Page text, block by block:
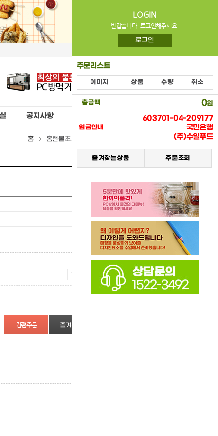
공지사항
홈 홈런볼초코(해태제과) > (07) 스낵류
LOGIN
반갑습니다. 로그인해주세요.
로그인
주문리스트
이미지 상품 수량 취소
총금액 0원
입금안내
603701-04-209177
국민은행
(주)수일푸드
즐겨찾는상품 주문조회
증가
감소
즐겨찾기